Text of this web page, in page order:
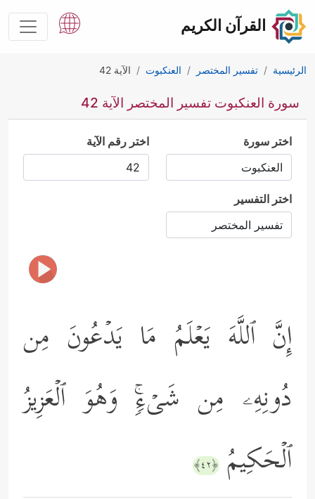
القرآن الكريم
الرئيسية تفسير المختصر العنكبوت الآية 42
سورة العنكبوت تفسير المختصر الآية 42
اختر سورة اختر رقم الآية
اختر التفسير
إِنَّ ٱللَّهَ یَعۡلَمُ مَا یَدۡعُونَ مِن
دُونِهِۦ مِن شَیۡءࣲۚ وَهُوَ ٱلۡعَزِیزُ
ٱلۡحَكِیمُ ﴿٤٢﴾